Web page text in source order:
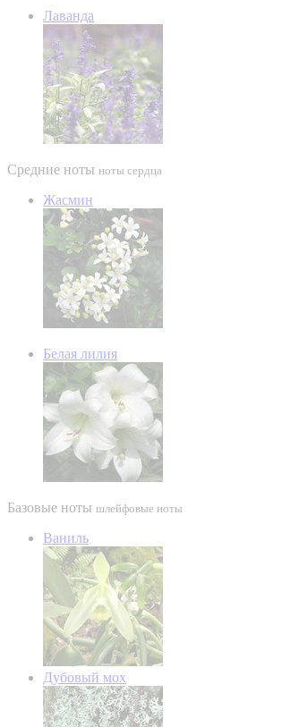
Лаванда
Средние ноты ноты сердца
Жасмин
Белая лилия
Базовые ноты шлейфовые ноты
Ваниль
Дубовый мох